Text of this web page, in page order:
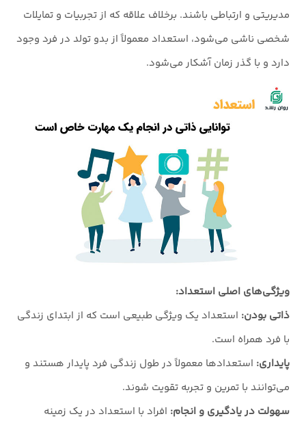
مدیریتی و ارتباطی باشند. برخلاف علاقه که از تجربیات و تمایلات
شخصی ناشی می‌شود، استعداد معمولاً از بدو تولد در فرد وجود
دارد و با گذر زمان آشکار می‌شود.
ویژگی‌های اصلی استعداد:
ذاتی بودن: استعداد یک ویژگی طبیعی است که از ابتدای زندگی
با فرد همراه است.
پایداری: استعدادها معمولاً در طول زندگی فرد پایدار هستند و
می‌توانند با تمرین و تجربه تقویت شوند.
سهولت در یادگیری و انجام: افراد با استعداد در یک زمینه